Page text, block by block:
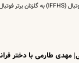
طارمی با دختر